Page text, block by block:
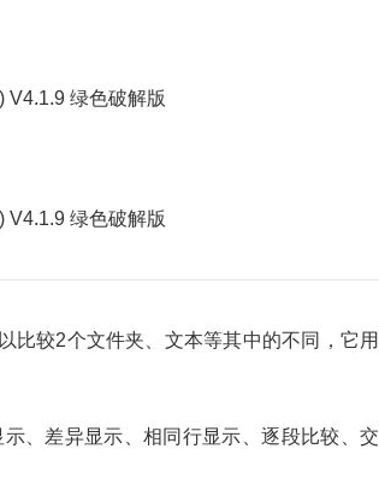
较2个文件夹、文本等其中的不同，它用
、差异显示、相同行显示、逐段比较、交